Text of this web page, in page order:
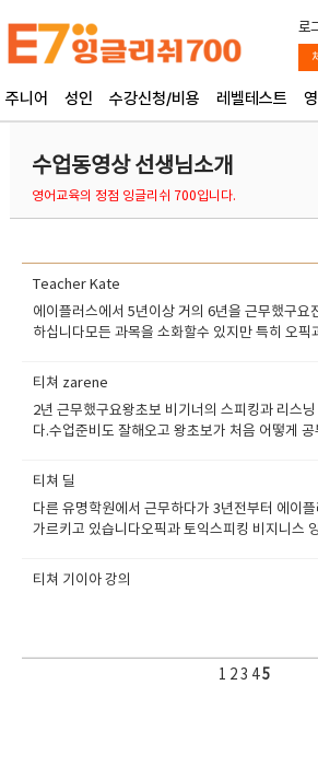
로
주니어 성인 수강신청/비용 레벨테스트
수업동영상 선생님소개
영어교육의 정점 잉글리쉬 700입니다.
Teacher Kate
에이플러스에서 5년이상 거의 6년을 근무했구요
하십니다모든 과목을 소화할수 있지만 특히 오픽
티쳐 zarene
2년 근무했구요왕초보 비기너의 스피킹과 리스
다.수업준비도 잘해오고 왕초보가 처음 어떻게
티쳐 딜
다른 유명학원에서 근무하다가 3년전부터 에이
가르키고 있습니다오픽과 토익스피킹 비지니스
부심이 많으며 에너지 넘치고 활기찬 선생님입니다
티쳐 기이아 강의
1 2 3 45